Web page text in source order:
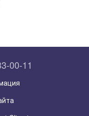
00-11